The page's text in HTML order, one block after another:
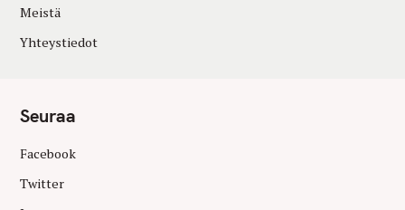
Meistä
Yhteystiedot
Seuraa
Facebook
Twitter